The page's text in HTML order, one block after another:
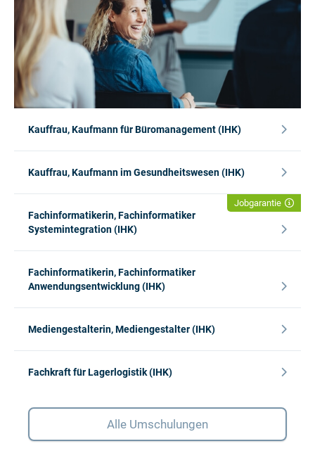
Kauffrau, Kaufmann für Büromanagement (IHK)
Kauffrau, Kaufmann im Gesundheitswesen (IHK)
Jobgarantie
Fachinformatikerin, Fachinformatiker
Systemintegration (IHK)
Fachinformatikerin, Fachinformatiker
Anwendungsentwicklung (IHK)
Mediengestalterin, Mediengestalter (IHK)
Fachkraft für Lagerlogistik (IHK)
Alle Umschulungen